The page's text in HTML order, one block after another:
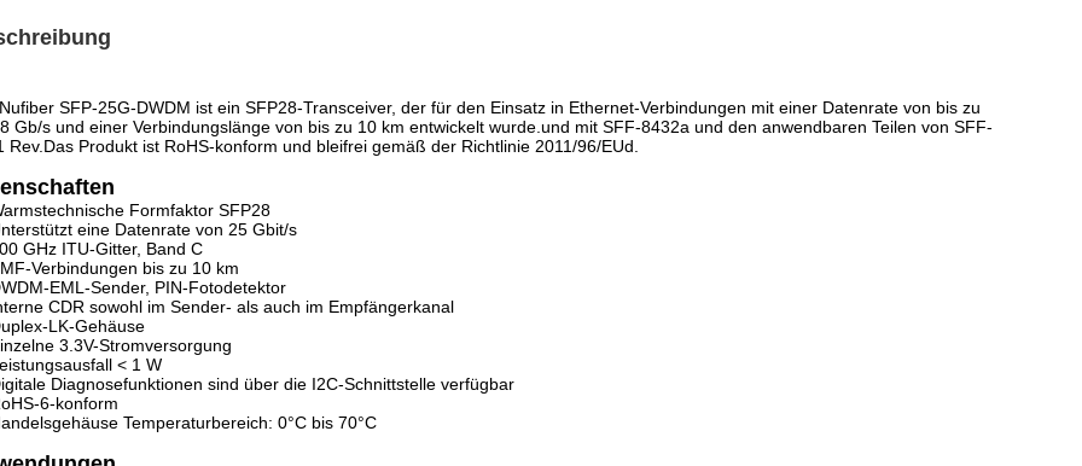
SFP-25G-DWDM ist ein SFP28-Transceiver, der für den Einsatz in Ethernet-Verbindungen mit einer Datenrate von bis zu
Gb/s und einer Verbindungslänge von bis zu 10 km entwickelt wurde.und mit SFF-8432a und den anwendbaren Teilen von SFF-
Rev.Das Produkt ist RoHS-konform und bleifrei gemäß der Richtlinie 2011/96/EUd.
Formfaktor SFP28
eine Datenrate von 25 Gbit/s
GHz ITU-Gitter, Band C
Verbindungen bis zu 10 km
EML-Sender, PIN-Fotodetektor
CDR sowohl im Sender- als auch im Empfängerkanal
LK-Gehäuse
3.3V-Stromversorgung
< 1 W
Diagnosefunktionen sind über die I2C-Schnittstelle verfügbar
6-konform
Temperaturbereich: 0°C bis 70°C